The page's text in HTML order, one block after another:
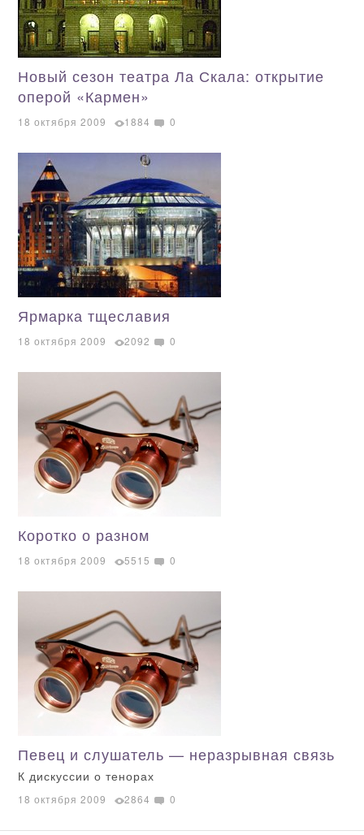
Новый сезон театра Ла Скала: открытие
оперой «Кармен»
18 октября 2009 1884 0
Ярмарка тщеславия
18 октября 2009 2092 0
Коротко о разном
18 октября 2009 5515 0
Певец и слушатель — неразрывная связь
К дискуссии о тенорах
18 октября 2009 2864 0